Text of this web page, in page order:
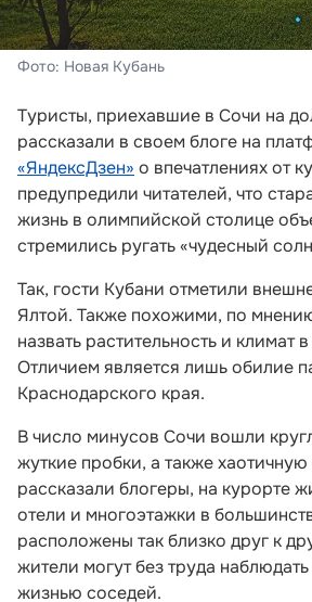
Фото: Новая Кубань
Туристы, приехавшие в Сочи на
рассказали в своем блоге на
«ЯндексДзен» о впечатлениях от
предупредили читателей, что
жизнь в олимпийской столице
стремились ругать «чудесный
Так, гости Кубани отметили
Ялтой. Также похожими, по
назвать растительность и климат
Отличием является лишь обилие
Краснодарского края.
В число минусов Сочи вошли
жуткие пробки, а также хаотичную
рассказали блогеры, на курорте
отели и многоэтажки в
расположены так близко друг к
жители могут без труда наблюдать
жизнью соседей.